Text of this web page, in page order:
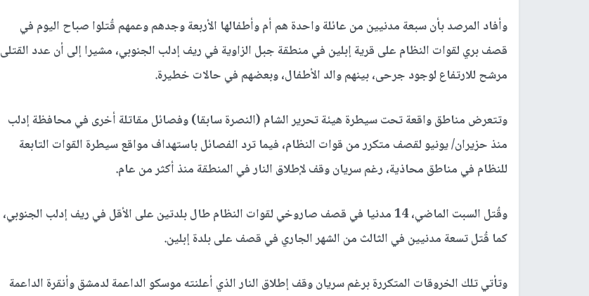
وأفاد المرصد بأن سبعة مدنيين من عائلة واحدة هم أم وأطفالها الأربعة وجدهم وعمهم قُتلوا صباح اليوم في
قصف بري لقوات النظام على قرية إبلين في منطقة جبل الزاوية في ريف إدلب الجنوبي، مشيرا إلى أن عدد القتلى
مرشح للارتفاع لوجود جرحى، بينهم والد الأطفال، وبعضهم في حالات خطيرة.
وتتعرض مناطق واقعة تحت سيطرة هيئة تحرير الشام (النصرة سابقا) وفصائل مقاتلة أخرى في محافظة إدلب
منذ حزيران/ يونيو لقصف متكرر من قوات النظام، فيما ترد الفصائل باستهداف مواقع سيطرة القوات التابعة
للنظام في مناطق محاذية، رغم سريان وقف لإطلاق النار في المنطقة منذ أكثر من عام.
وقُتل السبت الماضي، 14 مدنيا في قصف صاروخي لقوات النظام طال بلدتين على الأقل في ريف إدلب الجنوبي،
كما قُتل تسعة مدنيين في الثالث من الشهر الجاري في قصف على بلدة إبلين.
وتأتي تلك الخروقات المتكررة برغم سريان وقف إطلاق النار الذي أعلنته موسكو الداعمة لدمشق وأنقرة الداعمة